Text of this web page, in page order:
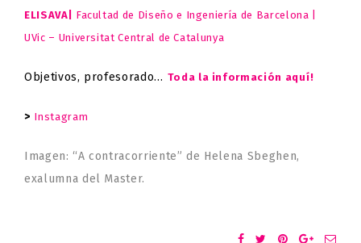
ELISAVA| Facultad de Diseño e Ingeniería de Barcelona |
UVic – Universitat Central de Catalunya
Objetivos, profesorado… Toda la información aquí!
> Instagram
Imagen: “A contracorriente” de Helena Sbeghen,
exalumna del Master.